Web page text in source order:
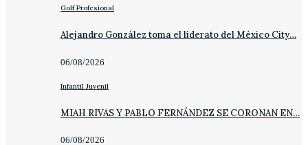
Golf Profesional
Alejandro González toma el liderato del México City…
06/08/2026
Infantil Juvenil
MIAH RIVAS Y PABLO FERNÁNDEZ SE CORONAN EN…
06/08/2026